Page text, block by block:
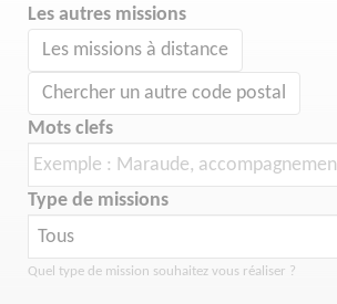
Les autres missions
Les missions à distance
Chercher un autre code postal
Mots clefs
Type de missions
Quel type de mission souhaitez vous réaliser ?